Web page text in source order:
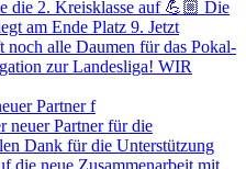
Partner f